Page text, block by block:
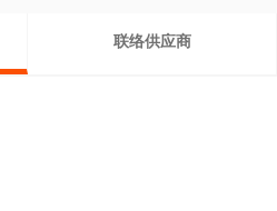
联络供应商